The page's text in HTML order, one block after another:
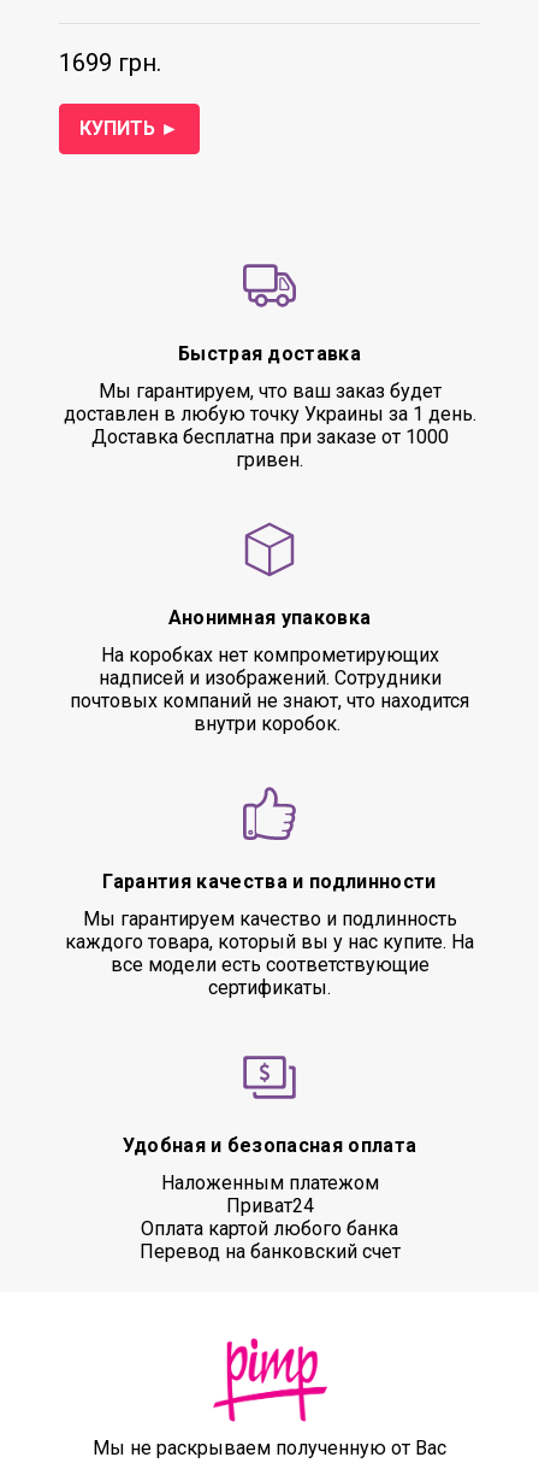
КУПИТЬ ►
1699 грн.
Быстрая доставка
Мы гарантируем, что ваш заказ будет
доставлен в любую точку Украины за 1 день.
Доставка бесплатна при заказе от 1000
гривен.
Анонимная упаковка
На коробках нет компрометирующих
надписей и изображений. Сотрудники
почтовых компаний не знают, что находится
внутри коробок.
Гарантия качества и подлинности
Мы гарантируем качество и подлинность
каждого товара, который вы у нас купите. На
все модели есть соответствующие
сертификаты.
Удобная и безопасная оплата
Наложенным платежом
Приват24
Оплата картой любого банка
Перевод на банковский счет
Мы не раскрываем полученную от Вас